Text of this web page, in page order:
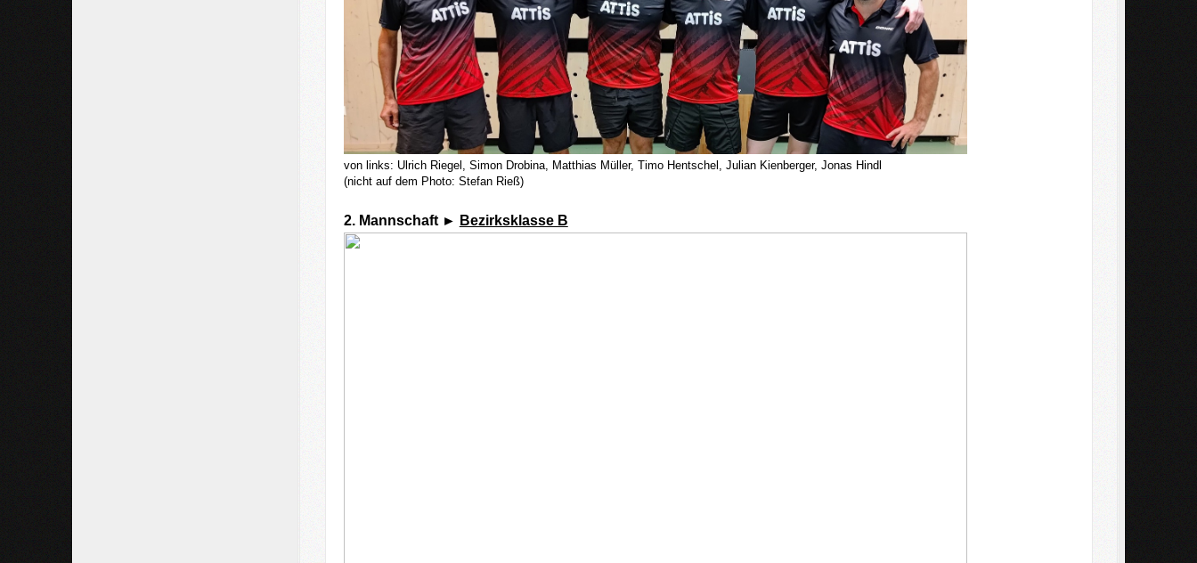
von links: Ulrich Riegel, Simon Drobina, Matthias Müller, Timo Hentschel, Julian Kienberger, Jonas Hindl
(nicht auf dem Photo: Stefan Rieß)
2. Mannschaft ► Bezirksklasse B